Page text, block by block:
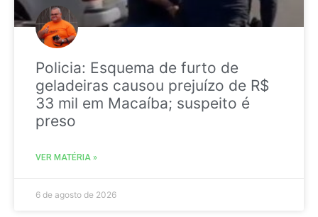
Policia: Esquema de furto de
geladeiras causou prejuízo de R$
33 mil em Macaíba; suspeito é
preso
VER MATÉRIA »
6 de agosto de 2026